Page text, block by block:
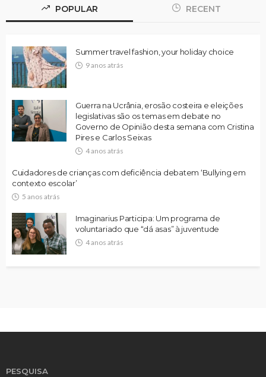
POPULAR RECENT
Summer travel fashion, your holiday choice
9 anos atrás
Guerra na Ucrânia, erosão costeira e eleições
legislativas são os temas em debate no
Governo de Opinião desta semana com Cristina
Pires e Carlos Seixas
4 anos atrás
Cuidadores de crianças com deficiência debatem ‘Bullying em
contexto escolar’
5 anos atrás
Imaginarius Participa: Um programa de
voluntariado que “dá asas” à juventude
4 anos atrás
PESQUISA